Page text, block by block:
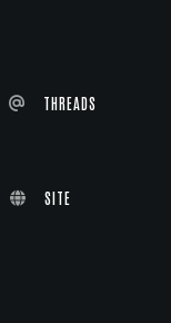
THREADS
SITE